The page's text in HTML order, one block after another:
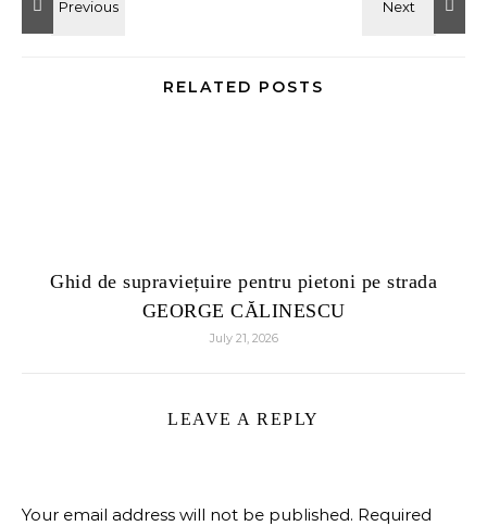
RELATED POSTS
​Ghid de supraviețuire pentru pietoni pe strada
GEORGE CĂLINESCU
July 21, 2026
LEAVE A REPLY
Your email address will not be published. Required